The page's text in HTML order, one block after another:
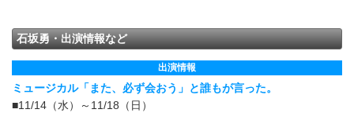
石坂勇・出演情報など
出演情報
ミュージカル「また、必ず会おう」と誰もが言った。
■11/14（水）～11/18（日）